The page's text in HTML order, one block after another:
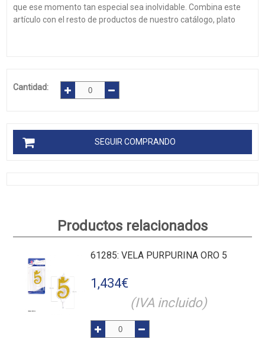
que ese momento tan especial sea inolvidable. Combina este
artículo con el resto de productos de nuestro catálogo, plato
Cantidad:
SEGUIR COMPRANDO
Productos relacionados
61285: VELA PURPURINA ORO 5
1,434€
(IVA incluido)